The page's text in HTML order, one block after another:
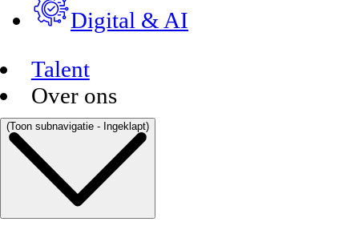
Digital & AI
Talent
Over ons
(Toon subnavigatie - Ingeklapt)